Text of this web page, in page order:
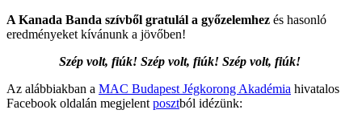
A Kanada Banda szívből gratulál a győzelemhez és hasonló
eredményeket kívánunk a jövőben!
Szép volt, fiúk! Szép volt, fiúk! Szép volt, fiúk!
Az alábbiakban a MAC Budapest Jégkorong Akadémia hivatalos
Facebook oldalán megjelent posztból idézünk: